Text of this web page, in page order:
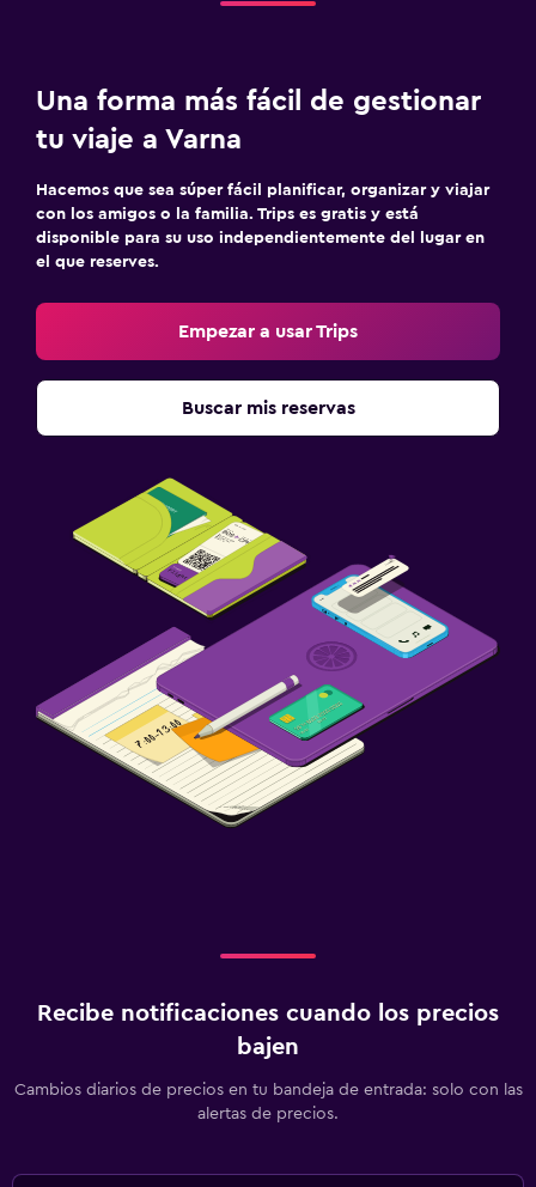
Habitación
Sofá cama
Perchero
Sistema de entretenimiento
TV de pantalla plana
TV por cable o vía satélite
Aire libre
Terraza/patio
Zona de trabajo
Fax/fotocopiadora
Escritorio
Acceso a la playa
Spa
Una forma más fácil de gestionar
tu viaje a Varna
Hacemos que sea súper fácil planificar, organizar y viajar
con los amigos o la familia. Trips es gratis y está
disponible para su uso independientemente del lugar en
el que reserves.
Empezar a usar Trips
Buscar mis reservas
Recibe notificaciones cuando los precios
bajen
Cambios diarios de precios en tu bandeja de entrada: solo con las
alertas de precios.